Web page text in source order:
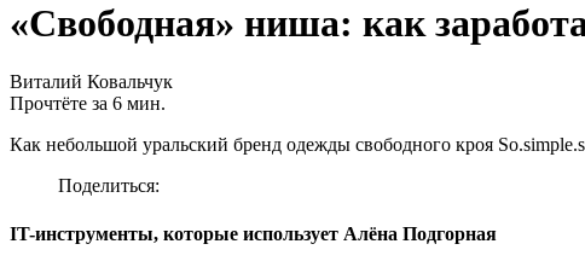
«Свободная» ниша: как
Виталий Ковальчук
Прочтёте за 6 мин.
Как небольшой уральский бренд одежды свободного кроя
Поделиться:
IT-инструменты, которые использует Алёна Подгорная